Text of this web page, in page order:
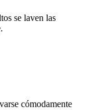
se laven las
cómodamente